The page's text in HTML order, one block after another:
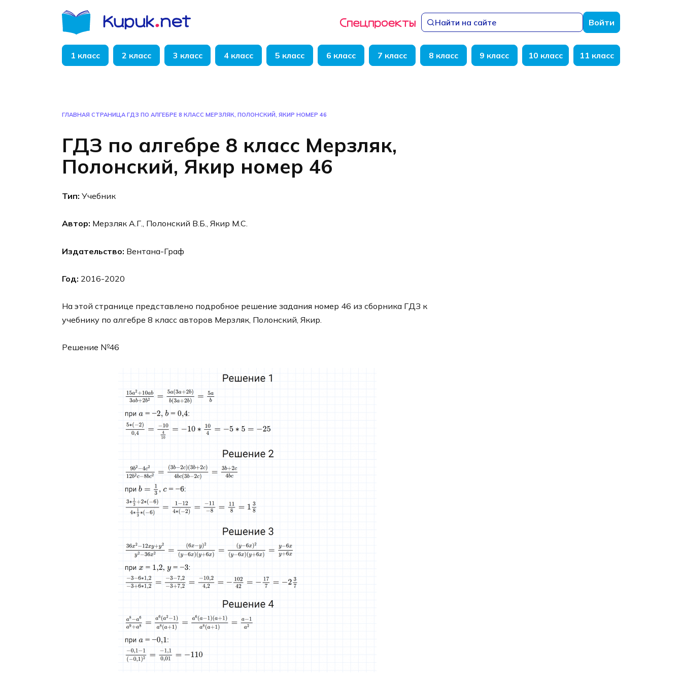
Найти на сайте Войти
1 класс 2 класс 3 класс 4 класс 5 класс 6 класс 7 класс 8 класс 9 класс 10 класс 11 класс
ГЛАВНАЯ СТРАНИЦА ГДЗ ПО АЛГЕБРЕ 8 КЛАСС МЕРЗЛЯК, ПОЛОНСКИЙ, ЯКИР НОМЕР 46
ГДЗ по алгебре 8 класс Мерзляк,
Полонский, Якир номер 46
Тип: Учебник
Автор: Мерзляк А.Г., Полонский В.Б., Якир М.С.
Издательство: Вентана-Граф
Год: 2016-2020
На этой странице представлено подробное решение задания номер 46 из сборника ГДЗ к
учебнику по алгебре 8 класс авторов Мерзляк, Полонский, Якир.
Решение №46